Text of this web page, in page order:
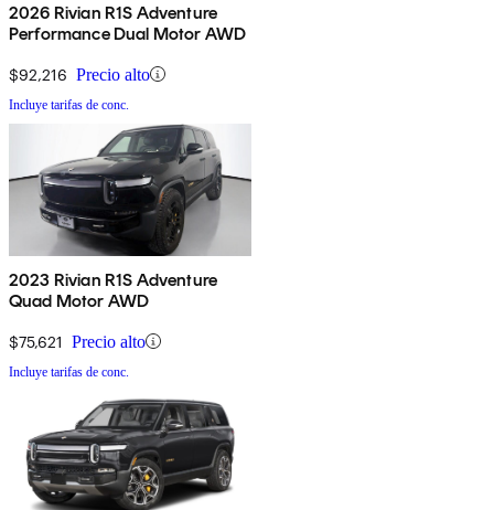
2026 Rivian R1S Adventure
Performance Dual Motor AWD
$92,216 Precio alto
Incluye tarifas de conc.
2023 Rivian R1S Adventure
Quad Motor AWD
$75,621 Precio alto
Incluye tarifas de conc.